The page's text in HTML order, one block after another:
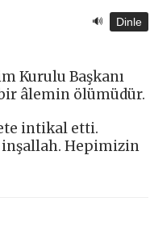
🔊 Dinle
Kurulu Başkanı
âlemin ölümüdür.
intikal etti.
inşallah. Hepimizin